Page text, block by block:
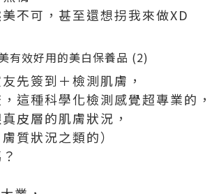
不可，甚至還想拐我來做XD
先簽到＋檢測肌膚，
這種科學化檢測感覺超專業的，
皮層的肌膚狀況，
質狀況之類的）